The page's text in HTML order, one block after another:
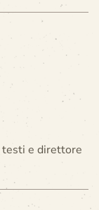
testi e direttore